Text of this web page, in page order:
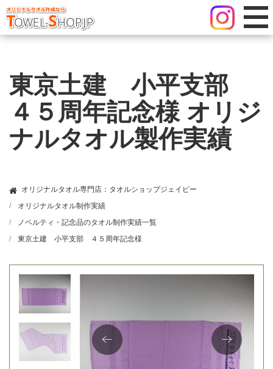
東京土建 小平支部
４５周年記念様 オリジ
ナルタオル製作実績
オリジナルタオル専門店：タオルショップジェイピー
オリジナルタオル制作実績
ノベルティ・記念品のタオル制作実績一覧
東京土建 小平支部 ４５周年記念様